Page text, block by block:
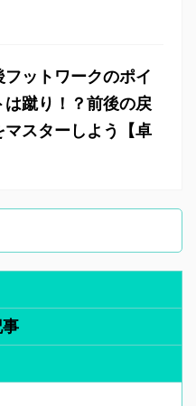
フットワークのポイ
は蹴り！？前後の戻
マスターしよう【卓